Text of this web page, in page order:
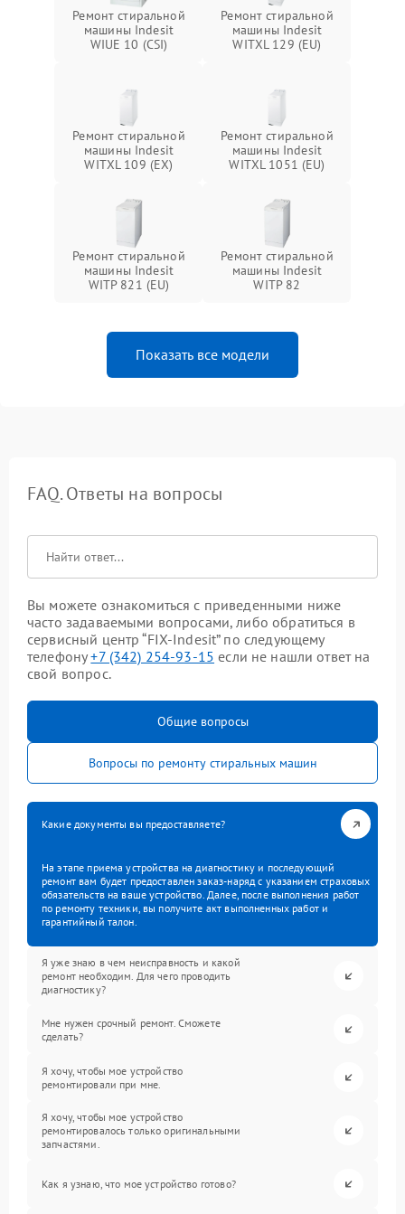
Ремонт стиральной
машины Indesit
WIUE 10 (CSI)
Ремонт стиральной
машины Indesit
WITXL 129 (EU)
Ремонт стиральной
машины Indesit
WITXL 109 (EX)
Ремонт стиральной
машины Indesit
WITXL 1051 (EU)
Ремонт стиральной
машины Indesit
WITP 821 (EU)
Ремонт стиральной
машины Indesit
WITP 82
Показать все модели
FAQ. Ответы на вопросы
Вы можете ознакомиться с приведенными ниже
часто задаваемыми вопросами, либо обратиться в
сервисный центр “FIX-Indesit” по следующему
телефону+7 (342) 254-93-15 если не нашли ответ на
свой вопрос.
Общие вопросы
Вопросы по ремонту стиральных машин
Какие документы вы предоставляете?
На этапе приема устройства на диагностику и последующий
ремонт вам будет предоставлен заказ-наряд с указанием страховых
обязательств на ваше устройство. Далее, после выполнения работ
по ремонту техники, вы получите акт выполненных работ и
гарантийный талон.
Я уже знаю в чем неисправность и какой
ремонт необходим. Для чего проводить
диагностику?
Мне нужен срочный ремонт. Сможете
сделать?
Я хочу, чтобы мое устройство
ремонтировали при мне.
Я хочу, чтобы мое устройство
ремонтировалось только оригинальными
запчастями.
Как я узнаю, что мое устройство готово?